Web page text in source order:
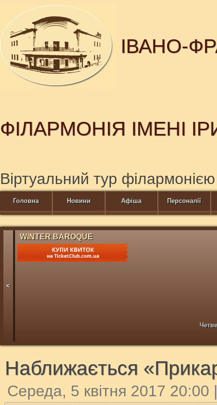
ІВАНО-
ФІЛАРМОНІЯ ІМЕНІ
Віртуальний тур філармонією
Головна Новини Афіша Персоналії
<
WINTER BAROQUE
Наближається
Середа, 5 квітня 2017 20:00